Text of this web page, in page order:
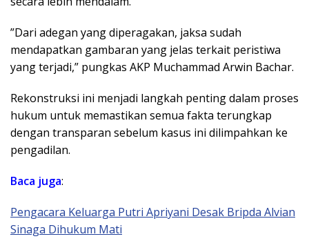
​”Dari adegan yang diperagakan, jaksa sudah
mendapatkan gambaran yang jelas terkait peristiwa
yang terjadi,” pungkas AKP Muchammad Arwin Bachar.
​Rekonstruksi ini menjadi langkah penting dalam proses
hukum untuk memastikan semua fakta terungkap
dengan transparan sebelum kasus ini dilimpahkan ke
pengadilan.
Baca juga:
Pengacara Keluarga Putri Apriyani Desak Bripda Alvian
Sinaga Dihukum Mati